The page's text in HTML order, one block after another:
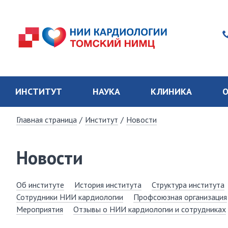
ИНСТИТУТ НАУКА КЛИНИКА
Главная страница / Институт / Новости
Новости
Об институте История института Структура института
Сотрудники НИИ кардиологии
Профсоюзная организация
Мероприятия
Отзывы о НИИ кардиологии и сотрудниках